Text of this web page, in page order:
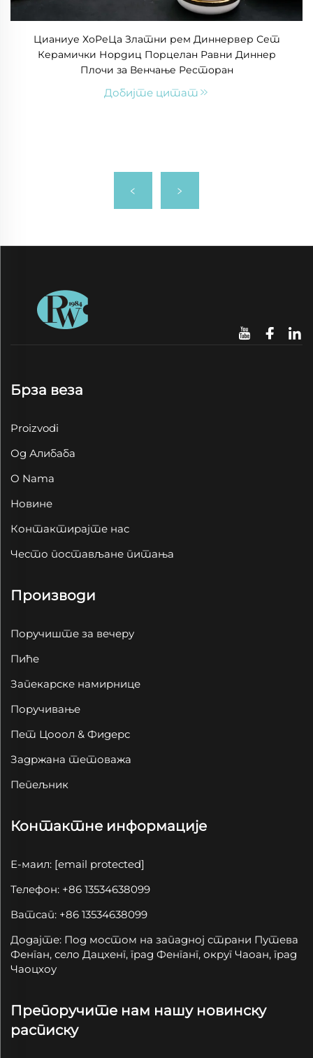
Цианиуе ХоРеЦа Златни рем Диннервер Сет
Керамички Нордиц Порцелан Равни Диннер
Плочи за Венчање Ресторан
Добијте цитат
Брза веза
Proizvodi
Од Алибаба
O Nama
Новине
Контактирајте нас
Често постављане питања
Производи
Поручиште за вечеру
Пиће
Запекарске намирнице
Поручивање
Пет Цооол & Фидерс
Задржана тетоважа
Пепељник
Контактне информације
Е-маил: [email protected]
Телефон: +86 13534638099
Ватсап: +86 13534638099
Додајте: Под мостом на западној страни Путева
Фенган, село Дацхенг, град Фенганг, округ Чаоан, град
Чаоцхоу
Препоручите нам нашу новинску
расписку